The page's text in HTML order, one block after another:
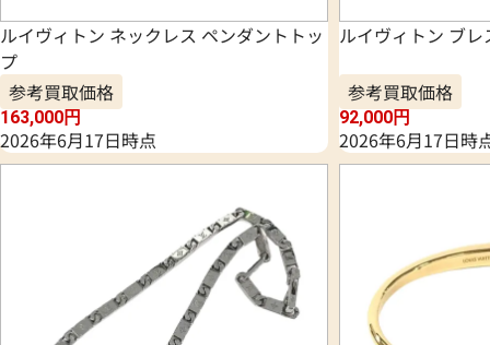
ルイヴィトン ネックレス ペンダントトッ
プ
参考買取価格
163,000円
2026年6月17日時点
ルイヴィトン ブ
参考買取価格
92,000円
2026年6月17日時